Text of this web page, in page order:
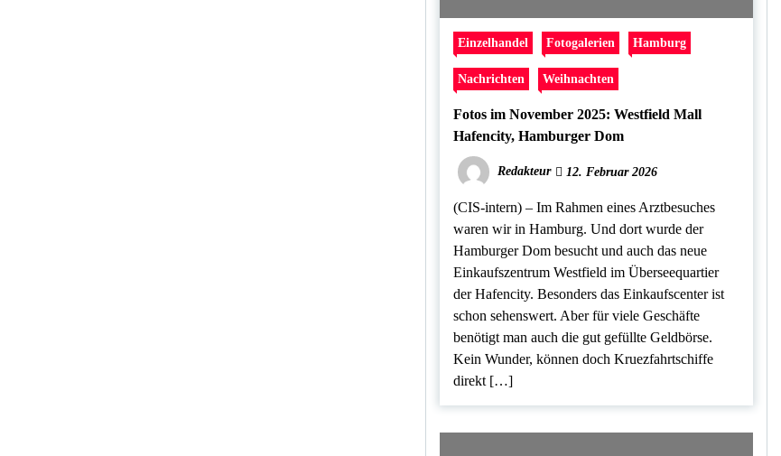
Einzelhandel Fotogalerien Hamburg
Nachrichten Weihnachten
Fotos im November 2025: Westfield Mall
Hafencity, Hamburger Dom
Redakteur 12. Februar 2026
(CIS-intern) – Im Rahmen eines Arztbesuches
waren wir in Hamburg. Und dort wurde der
Hamburger Dom besucht und auch das neue
Einkaufszentrum Westfield im Überseequartier
der Hafencity. Besonders das Einkaufscenter ist
schon sehenswert. Aber für viele Geschäfte
benötigt man auch die gut gefüllte Geldbörse.
Kein Wunder, können doch Kruezfahrtschiffe
direkt […]